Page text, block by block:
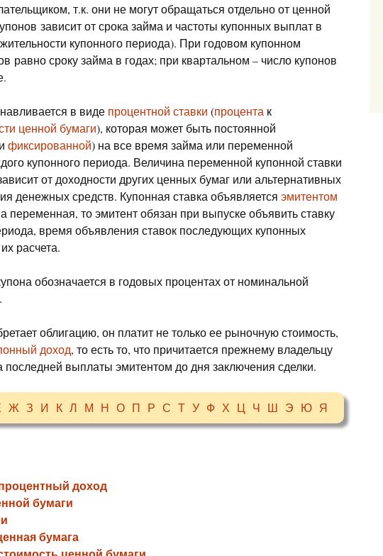
т.к. они не могут обращаться отдельно от ценной
зависит от срока займа и частоты купонных выплат в
купонного периода). При годовом купонном
равно сроку займа в годах; при квартальном – число купонов
в виде процентной ставки (процента к
ценной бумаги), которая может быть постоянной
фиксированной) на все время займа или переменной
купонного периода. Величина переменной купонной ставки
от доходности других ценных бумаг или альтернативных
денежных средств. Купонная ставка объявляется эмитентом
переменная, то эмитент обязан при выпуске объявить ставку
время объявления ставок последующих купонных
расчета.
обозначается в годовых процентах от номинальной
облигацию, он платит не только ее рыночную стоимость,
доход, то есть то, что причитается прежнему владельцу
последней выплаты эмитентом до дня заключения сделки.
Ж З И К Л М Н О П Р С Т У Ф Х Ц Ч Ш Э Ю Я
доход
бумаги
бумага